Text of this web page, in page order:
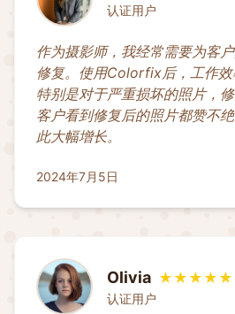
认证用户
作为摄影师，我经常需要为客
修复。使用Colorfix后，工作效
特别是对于严重损坏的照片，修
客户看到修复后的照片都赞不
此大幅增长。
2024年7月5日
Olivia ★★★★★
认证用户